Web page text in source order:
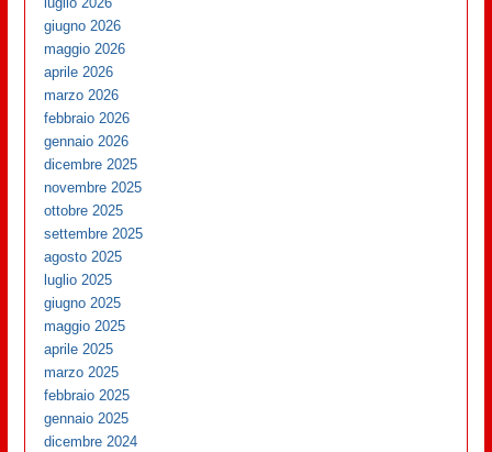
giugno 2026
maggio 2026
aprile 2026
marzo 2026
febbraio 2026
gennaio 2026
dicembre 2025
novembre 2025
ottobre 2025
settembre 2025
agosto 2025
luglio 2025
giugno 2025
maggio 2025
aprile 2025
marzo 2025
febbraio 2025
gennaio 2025
dicembre 2024